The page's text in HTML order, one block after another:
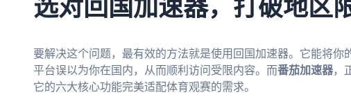
选对回国加速器，打破地区
要解决这个问题，最有效的方法就是使用回国加速器。它能将你
平台误以为你在国内，从而顺利访问受限内容。而番茄加速器，
它的六大核心功能完美适配体育观赛的需求。